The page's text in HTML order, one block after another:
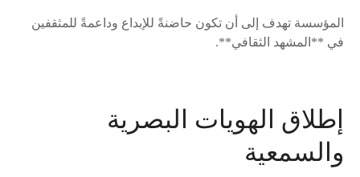
المؤسسة تهدف إلى أن تكون حاضنةً للإبداع وداعمةً للمثقفين
في **المشهد الثقافي**.
إطلاق الهويات البصرية
والسمعية